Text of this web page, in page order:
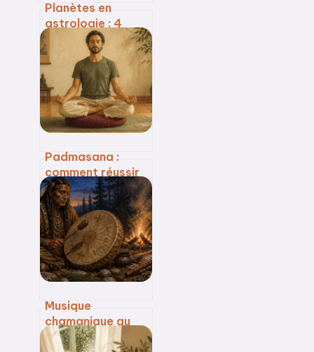
Planètes en
astrologie : 4
dignités clés pour
maîtriser votre
thème astral
Padmasana :
comment réussir
la posture du
lotus sans risquer
de blessure
articulaire ?
Musique
chamanique au
tambour : 240